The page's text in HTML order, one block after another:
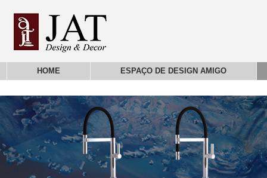
HOME ESPAÇO DE DESIGN AMIGO